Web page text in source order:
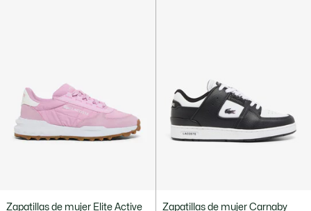
Zapatillas de mujer Elite Active
Zapatillas de mujer Carnaby